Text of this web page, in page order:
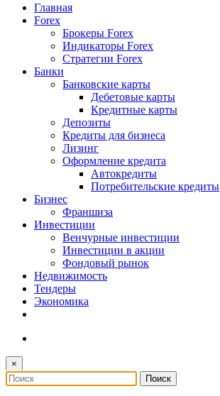
Главная
Forex
Брокеры Forex
Индикаторы Forex
Стратегии Forex
Банки
Банковские карты
Дебетовые карты
Кредитные карты
Депозиты
Кредиты для бизнеса
Лизинг
Оформление кредита
Автокредиты
Потребительские кредиты
Бизнес
Франшиза
Инвестиции
Венчурные инвестиции
Инвестиции в акции
Фондовый рынок
Недвижимость
Тендеры
Экономика
×